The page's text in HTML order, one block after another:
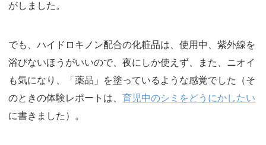
がしました。
でも、ハイドロキノン配合の化粧品は、使用中、紫外線を
浴びないほうがいいので、夜にしか使えず、また、ニオイ
も気になり、「薬品」を塗っているような感覚でした（そ
のときの体験レポートは、育児中のシミをどうにかしたい
に書きました）。